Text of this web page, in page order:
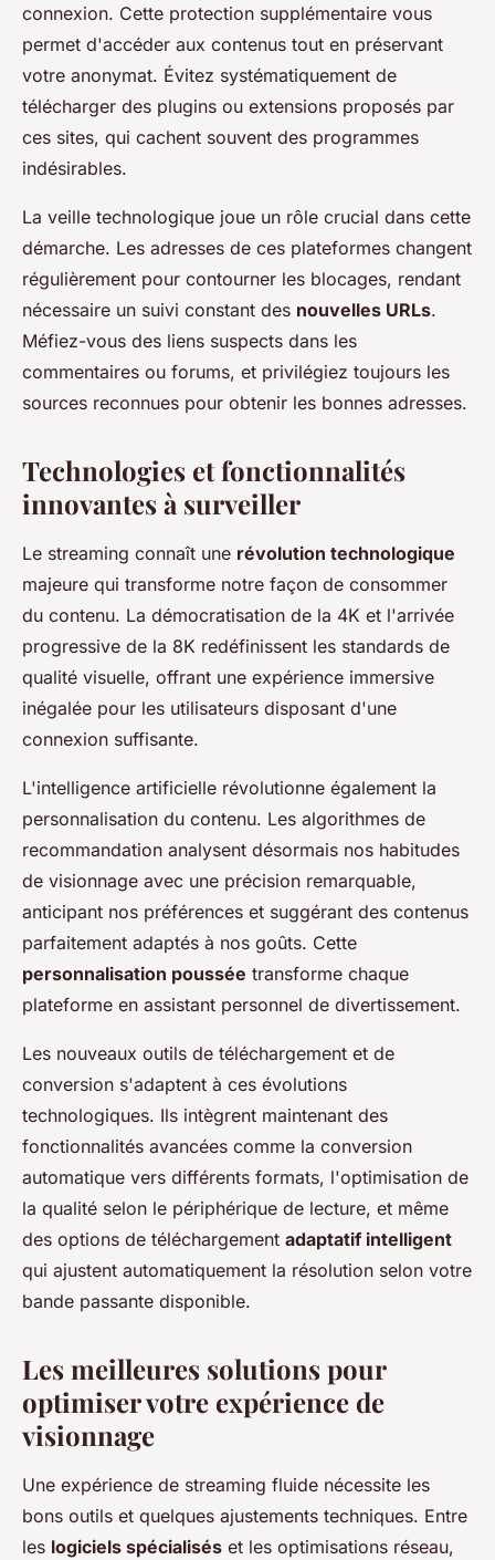
connexion. Cette protection supplémentaire vous
permet d'accéder aux contenus tout en préservant
votre anonymat. Évitez systématiquement de
télécharger des plugins ou extensions proposés par
ces sites, qui cachent souvent des programmes
indésirables.
La veille technologique joue un rôle crucial dans cette
démarche. Les adresses de ces plateformes changent
régulièrement pour contourner les blocages, rendant
nécessaire un suivi constant des nouvelles URLs.
Méfiez-vous des liens suspects dans les
commentaires ou forums, et privilégiez toujours les
sources reconnues pour obtenir les bonnes adresses.
Technologies et fonctionnalités
innovantes à surveiller
Le streaming connaît une révolution technologique
majeure qui transforme notre façon de consommer
du contenu. La démocratisation de la 4K et l'arrivée
progressive de la 8K redéfinissent les standards de
qualité visuelle, offrant une expérience immersive
inégalée pour les utilisateurs disposant d'une
connexion suffisante.
L'intelligence artificielle révolutionne également la
personnalisation du contenu. Les algorithmes de
recommandation analysent désormais nos habitudes
de visionnage avec une précision remarquable,
anticipant nos préférences et suggérant des contenus
parfaitement adaptés à nos goûts. Cette
personnalisation poussée transforme chaque
plateforme en assistant personnel de divertissement.
Les nouveaux outils de téléchargement et de
conversion s'adaptent à ces évolutions
technologiques. Ils intègrent maintenant des
fonctionnalités avancées comme la conversion
automatique vers différents formats, l'optimisation de
la qualité selon le périphérique de lecture, et même
des options de téléchargement adaptatif intelligent
qui ajustent automatiquement la résolution selon votre
bande passante disponible.
Les meilleures solutions pour
optimiser votre expérience de
visionnage
Une expérience de streaming fluide nécessite les
bons outils et quelques ajustements techniques. Entre
les logiciels spécialisés et les optimisations réseau,